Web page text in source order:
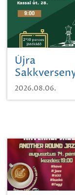
Újra
2026.08.06.